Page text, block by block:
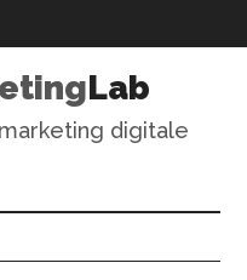
Lab
digitale